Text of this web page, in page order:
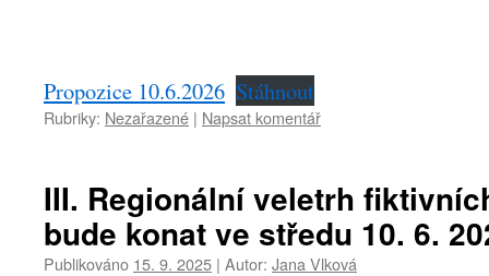
Propozice 10.6.2026 Stáhnout
Rubriky: Nezařazené | Napsat komentář
III. Regionální veletrh
bude konat ve středu 10. 6.
Publikováno 15. 9. 2025 | Autor: Jana Vlková